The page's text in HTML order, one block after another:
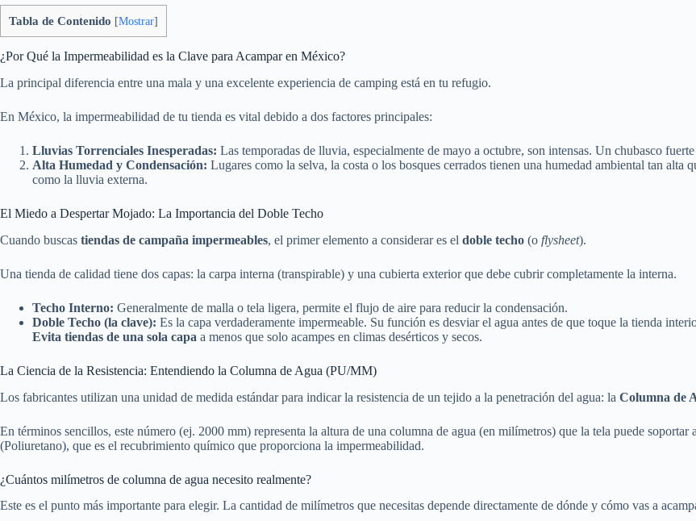
Tabla de Contenido [Mostrar]
¿Por Qué la Impermeabilidad es la Clave para Acampar en México?
La principal diferencia entre una mala y una excelente experiencia de camping está en tu refugio.
En México, la impermeabilidad de tu tienda es vital debido a dos factores principales:
Lluvias Torrenciales Inesperadas: Las temporadas de lluvia, especialmente de mayo a octubre, son intensas. Un chubasco
Alta Humedad y Condensación: Lugares como la selva, la costa o los bosques cerrados tienen una humedad ambiental tan
como la lluvia externa.
El Miedo a Despertar Mojado: La Importancia del Doble Techo
Cuando buscas tiendas de campaña impermeables, el primer elemento a considerar es el doble techo (o flysheet).
Una tienda de calidad tiene dos capas: la carpa interna (transpirable) y una cubierta exterior que debe cubrir completamente la interna.
Techo Interno: Generalmente de malla o tela ligera, permite el flujo de aire para reducir la condensación.
Doble Techo (la clave): Es la capa verdaderamente impermeable. Su función es desviar el agua antes de que toque la tienda
Evita tiendas de una sola capa a menos que solo acampes en climas desérticos y secos.
La Ciencia de la Resistencia: Entendiendo la Columna de Agua (PU/MM)
Los fabricantes utilizan una unidad de medida estándar para indicar la resistencia de un tejido a la penetración del agua: la Columna de
En términos sencillos, este número (ej. 2000 mm) representa la altura de una columna de agua (en milímetros) que la tela puede
(Poliuretano), que es el recubrimiento químico que proporciona la impermeabilidad.
¿Cuántos milímetros de columna de agua necesito realmente?
Este es el punto más importante para elegir. La cantidad de milímetros que necesitas depende directamente de dónde y cómo vas a